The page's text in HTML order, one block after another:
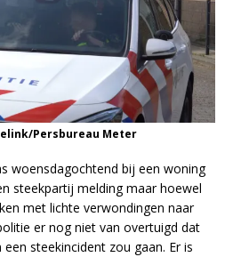
Persbureau Meter
woensdagochtend bij een woning
steekpartij melding maar hoewel
met lichte verwondingen naar
er nog niet van overtuigd dat
steekincident zou gaan. Er is